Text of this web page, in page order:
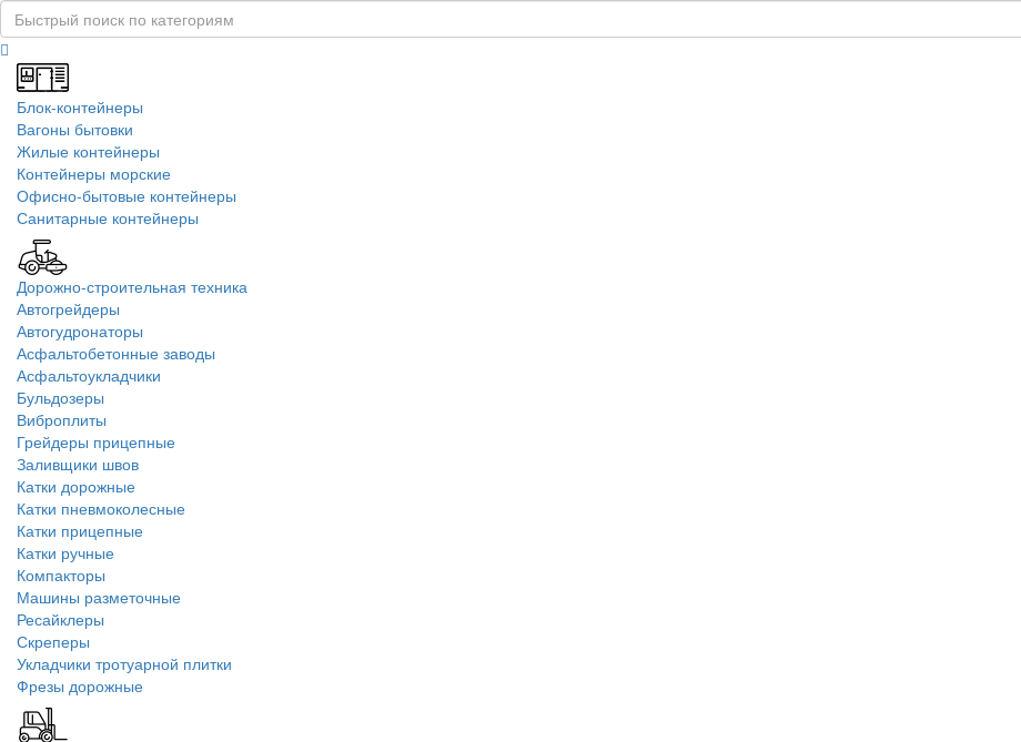
Блок-контейнеры
Вагоны бытовки
Жилые контейнеры
Контейнеры морские
Офисно-бытовые контейнеры
Санитарные контейнеры
Дорожно-строительная техника
Автогрейдеры
Автогудронаторы
Асфальтобетонные заводы
Асфальтоукладчики
Бульдозеры
Виброплиты
Грейдеры прицепные
Заливщики швов
Катки дорожные
Катки пневмоколесные
Катки прицепные
Катки ручные
Компакторы
Машины разметочные
Ресайклеры
Скреперы
Укладчики тротуарной плитки
Фрезы дорожные